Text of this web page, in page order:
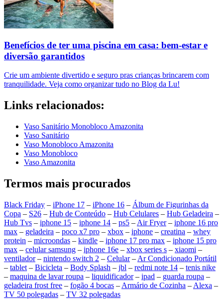
Benefícios de ter uma piscina em casa: bem-estar e
diversão garantidos
Crie um ambiente divertido e seguro pras crianças brincarem com
tranquilidade. Veja como organizar tudo no Blog da Lu!
Links relacionados:
Vaso Sanitário Monobloco Amazonita
Vaso Sanitário
Vaso Monobloco Amazonita
Vaso Monobloco
Vaso Amazonita
Termos mais procurados
Black Friday – iPhone 17 – iPhone 16 – Álbum de Figurinhas da
Copa – S26 – Hub de Conteúdo – Hub Celulares – Hub Geladeira –
Hub Tvs – iphone 15 – iphone 14 – ps5 – Air Fryer– iphone 16 pro
max – geladeira – poco x7 pro – xbox – iphone – creatina – whey
protein – microondas – kindle – iphone 17 pro max – iphone 15 pro
max – celular samsung – iphone 16e – xbox series s – xiaomi –
ventilador– nintendo switch 2 – Celular– Ar Condicionado Portátil
– tablet – Bicicleta – Body Splash – jbl – redmi note 14 – tenis nike
– maquina de lavar roupa – liquidificador– ipad – guarda roupa –
geladeira frost free – fogão 4 bocas – Armário de Cozinha – Alexa –
TV 50 polegadas – TV 32 polegadas